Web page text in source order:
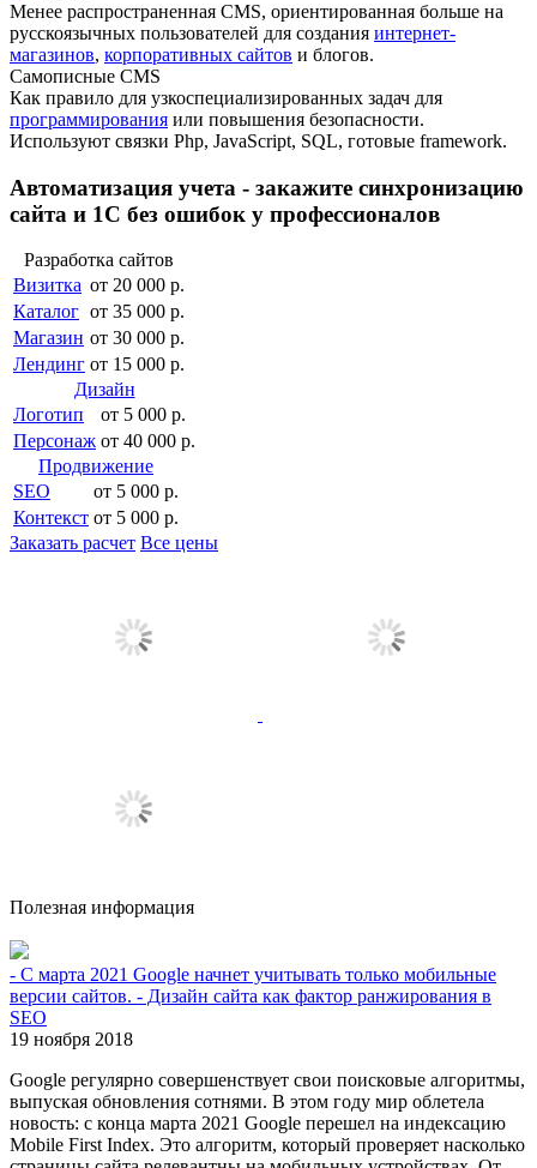
Менее распро­страненная CMS, ориентированная больше на
русскоязычных пользователей для создания интернет-
магазинов, корпоративных сайтов и блогов.
Самописные CMS
Как правило для узкоспециали­зированных задач для
программирования или повышения безопасности.
Используют связки Php, JavaScript, SQL, готовые framework.
Автоматизация учета - закажите синхронизацию
сайта и 1С без ошибок у профессионалов
Разработка сайтов
Визитка от 20 000 р.
Каталог от 35 000 р.
Магазин от 30 000 р.
Лендинг от 15 000 р.
Дизайн
Логотип
от 5 000 р.
Персонаж от 40 000 р.
Продвижение
SEO
от 5 000 р.
Контекст от 5 000 р.
Заказать расчет Все цены
Полезная информация
- С марта 2021 Google начнет учитывать только мобильные
версии сайтов. - Дизайн сайта как фактор ранжирования в
SEO
19 ноября 2018
Google регулярно совершенствует свои поисковые алгоритмы,
выпуская обновления сотнями. В этом году мир облетела
новость: с конца марта 2021 Google перешел на индексацию
Mobile First Index. Это алгоритм, который проверяет насколько